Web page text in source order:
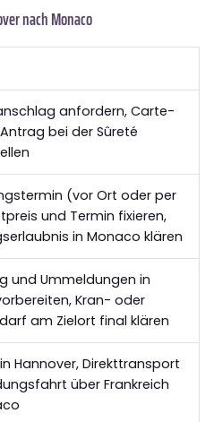
nach Monaco
anfordern, Carte-
bei der Sûreté
(vor Ort oder per
und Termin fixieren,
in Monaco klären
und Ummeldungen in
Kran- oder
am Zielort final klären
Hannover, Direkttransport
über Frankreich